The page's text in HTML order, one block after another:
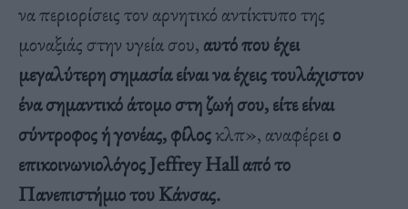
να περιορίσεις τον αρνητικό αντίκτυπο της
μοναξιάς στην υγεία σου, αυτό που έχει
μεγαλύτερη σημασία είναι να έχεις τουλάχιστον
ένα σημαντικό άτομο στη ζωή σου, είτε είναι
σύντροφος ή γονέας, φίλοςκλπ», αναφέρειο
επικοινωνιολόγος Jeffrey Hall από το
Πανεπιστήμιο του Κάνσας.